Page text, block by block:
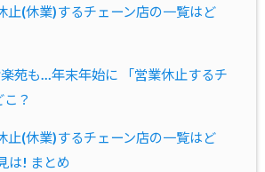
止(休業)するチェーン店の一覧はど
苑も…年末年始に 「営業休止するチ
？
止(休業)するチェーン店の一覧はど
は! まとめ